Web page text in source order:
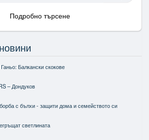
Подробно търсене
Балкански скокове
– Дондуков
с бълхи - защити дома и семейството си
светлината